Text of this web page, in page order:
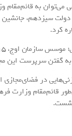
می‌توان به قائم‌مقام
سیزدهم، جانشین
کرد.
به گفتن سرپرست این
در
قائم‌مقام وزارت